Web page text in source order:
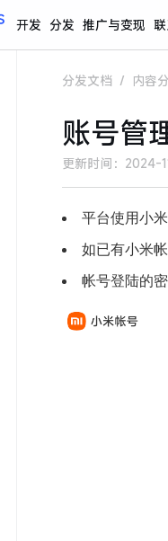
开发 分发 推广与变现
分发文档 / 内容
账号管
更新时间： 2024-
平台使用小
如已有小米
帐号登陆的